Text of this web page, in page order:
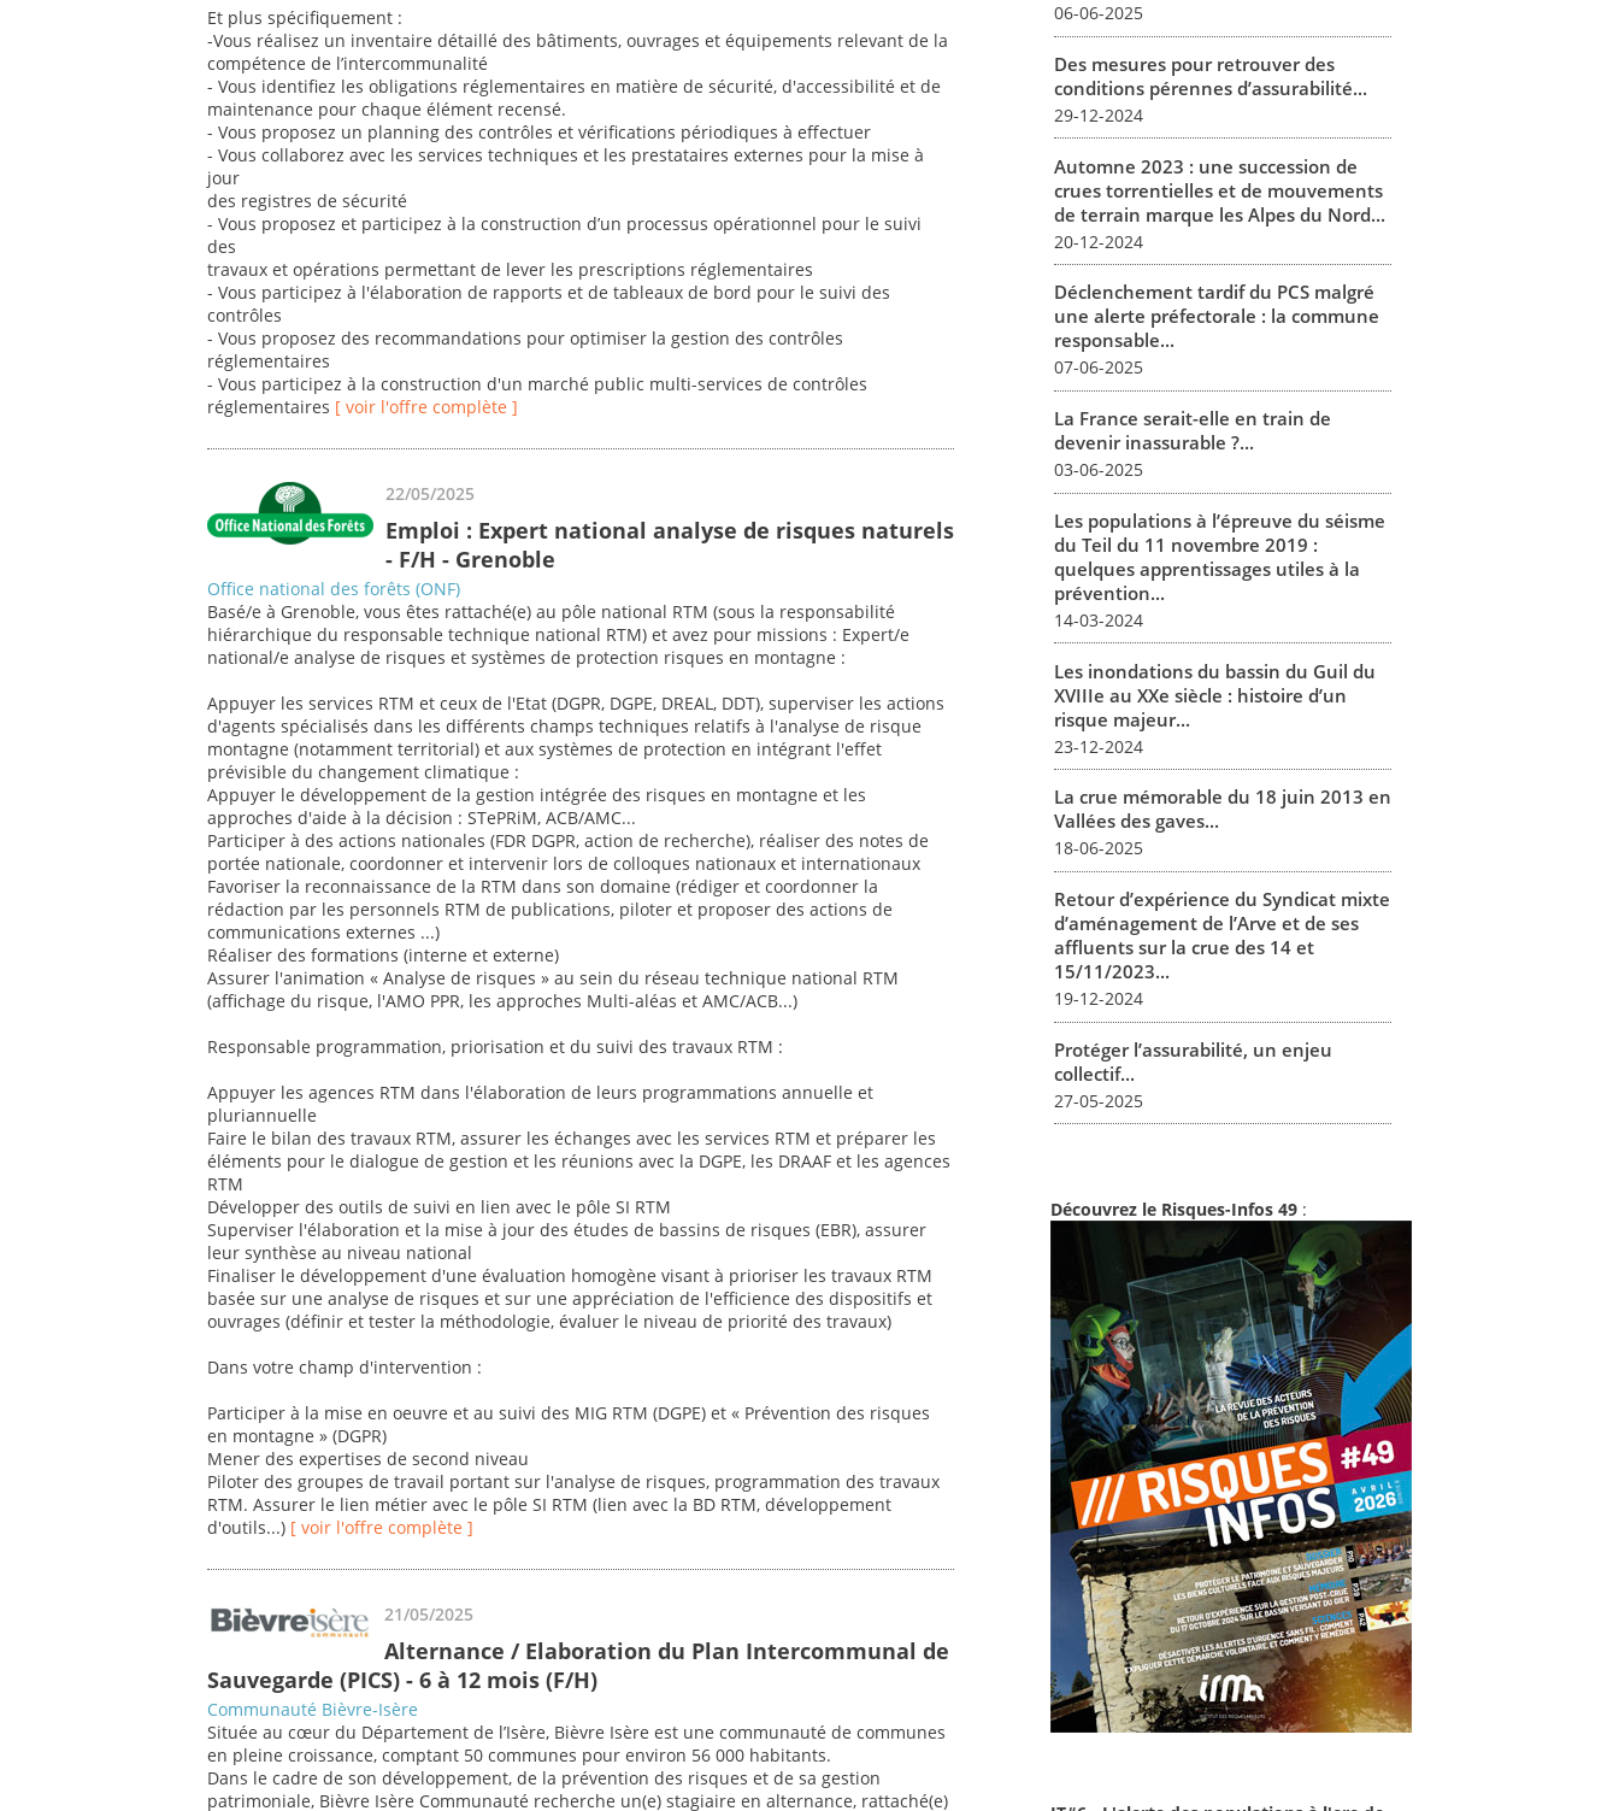
Et plus spécifiquement :
-Vous réalisez un inventaire détaillé des bâtiments, ouvrages et équipements relevant de la
compétence de l’intercommunalité
- Vous identifiez les obligations réglementaires en matière de sécurité, d'accessibilité et de
maintenance pour chaque élément recensé.
- Vous proposez un planning des contrôles et vérifications périodiques à effectuer
- Vous collaborez avec les services techniques et les prestataires externes pour la mise à
jour
des registres de sécurité
- Vous proposez et participez à la construction d’un processus opérationnel pour le suivi
des
travaux et opérations permettant de lever les prescriptions réglementaires
- Vous participez à l'élaboration de rapports et de tableaux de bord pour le suivi des
contrôles
- Vous proposez des recommandations pour optimiser la gestion des contrôles
réglementaires
- Vous participez à la construction d'un marché public multi-services de contrôles
réglementaires [ voir l'offre complète ]
22/05/2025
Emploi : Expert national analyse de risques naturels
- F/H - Grenoble
Office national des forêts (ONF)
Basé/e à Grenoble, vous êtes rattaché(e) au pôle national RTM (sous la responsabilité
hiérarchique du responsable technique national RTM) et avez pour missions : Expert/e
national/e analyse de risques et systèmes de protection risques en montagne :
Appuyer les services RTM et ceux de l'Etat (DGPR, DGPE, DREAL, DDT), superviser les actions
d'agents spécialisés dans les différents champs techniques relatifs à l'analyse de risque
montagne (notamment territorial) et aux systèmes de protection en intégrant l'effet
prévisible du changement climatique :
Appuyer le développement de la gestion intégrée des risques en montagne et les
approches d'aide à la décision : STePRiM, ACB/AMC...
Participer à des actions nationales (FDR DGPR, action de recherche), réaliser des notes de
portée nationale, coordonner et intervenir lors de colloques nationaux et internationaux
Favoriser la reconnaissance de la RTM dans son domaine (rédiger et coordonner la
rédaction par les personnels RTM de publications, piloter et proposer des actions de
communications externes ...)
Réaliser des formations (interne et externe)
Assurer l'animation « Analyse de risques » au sein du réseau technique national RTM
(affichage du risque, l'AMO PPR, les approches Multi-aléas et AMC/ACB...)
Responsable programmation, priorisation et du suivi des travaux RTM :
Appuyer les agences RTM dans l'élaboration de leurs programmations annuelle et
pluriannuelle
Faire le bilan des travaux RTM, assurer les échanges avec les services RTM et préparer les
éléments pour le dialogue de gestion et les réunions avec la DGPE, les DRAAF et les agences
RTM
Développer des outils de suivi en lien avec le pôle SI RTM
Superviser l'élaboration et la mise à jour des études de bassins de risques (EBR), assurer
leur synthèse au niveau national
Finaliser le développement d'une évaluation homogène visant à prioriser les travaux RTM
basée sur une analyse de risques et sur une appréciation de l'efficience des dispositifs et
ouvrages (définir et tester la méthodologie, évaluer le niveau de priorité des travaux)
Dans votre champ d'intervention :
Participer à la mise en oeuvre et au suivi des MIG RTM (DGPE) et « Prévention des risques
en montagne » (DGPR)
Mener des expertises de second niveau
Piloter des groupes de travail portant sur l'analyse de risques, programmation des travaux
RTM. Assurer le lien métier avec le pôle SI RTM (lien avec la BD RTM, développement
d'outils...) [ voir l'offre complète ]
21/05/2025
Alternance / Elaboration du Plan Intercommunal de
Sauvegarde (PICS) - 6 à 12 mois (F/H)
Communauté Bièvre-Isère
Située au cœur du Département de l’Isère, Bièvre Isère est une communauté de communes
en pleine croissance, comptant 50 communes pour environ 56 000 habitants.
Dans le cadre de son développement, de la prévention des risques et de sa gestion
patrimoniale, Bièvre Isère Communauté recherche un(e) stagiaire en alternance, rattaché(e)
06-06-2025
Des mesures pour retrouver des
conditions pérennes d’assurabilité...
29-12-2024
Automne 2023 : une succession de
crues torrentielles et de mouvements
de terrain marque les Alpes du Nord...
20-12-2024
Déclenchement tardif du PCS malgré
une alerte préfectorale : la commune
responsable...
07-06-2025
La France serait-elle en train de
devenir inassurable ?...
03-06-2025
Les populations à l’épreuve du séisme
du Teil du 11 novembre 2019 :
quelques apprentissages utiles à la
prévention...
14-03-2024
Les inondations du bassin du Guil du
XVIIIe au XXe siècle : histoire d’un
risque majeur...
23-12-2024
La crue mémorable du 18 juin 2013 en
Vallées des gaves...
18-06-2025
Retour d’expérience du Syndicat mixte
d’aménagement de l’Arve et de ses
affluents sur la crue des 14 et
15/11/2023...
19-12-2024
Protéger l’assurabilité, un enjeu
collectif...
27-05-2025
Découvrez le Risques-Infos 49 :